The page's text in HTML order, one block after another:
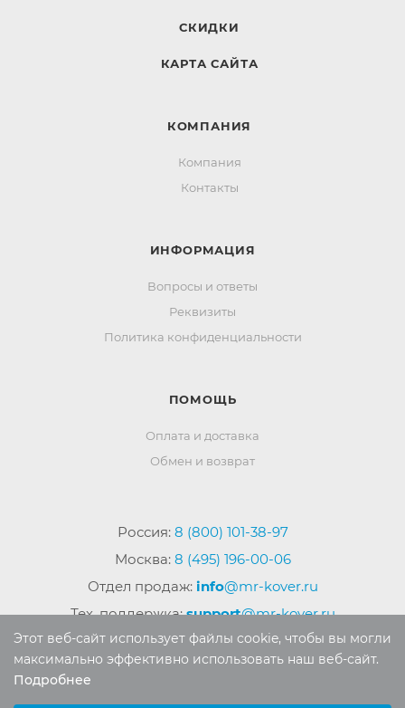
СКИДКИ
КАРТА САЙТА
КОМПАНИЯ
Компания
Контакты
ИНФОРМАЦИЯ
Вопросы и ответы
Реквизиты
Политика конфиденциальности
ПОМОЩЬ
Оплата и доставка
Обмен и возврат
Россия: 8 (800) 101-38-97
Москва: 8 (495) 196-00-06
Отдел продаж: info@mr-kover.ru
Тех. поддержка:support@mr-kover.ru
Этот веб-сайт использует файлы cookie, чтобы вы могли
максимально эффективно использовать наш веб-сайт.
Подробнее